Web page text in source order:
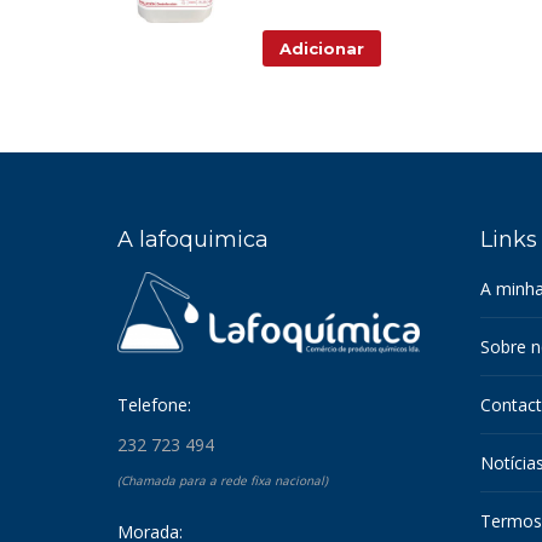
Adicionar
A lafoquimica
Telefone:
232 723 494
(Chamada para a rede fixa nacional)
Morada:
A
Sobre